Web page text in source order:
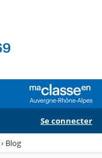
Se connecter
› Blog